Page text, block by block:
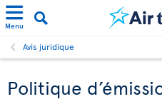
Menu
Avis juridique
Politique